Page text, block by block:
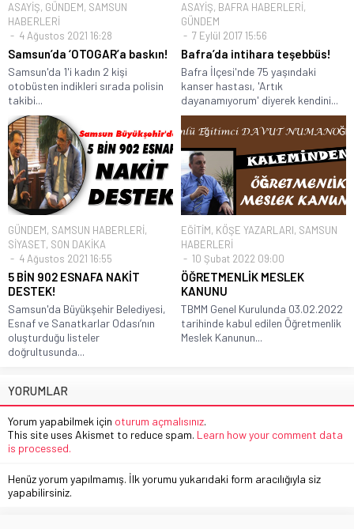
ASAYİŞ, GÜNDEM, SAMSUN
HABERLERİ
4 Ağustos 2021 16:28
Samsun’da ‘OTOGAR’a baskın!
Samsun'da 1'i kadın 2 kişi
otobüsten indikleri sırada polisin
takibi...
ASAYİŞ, BAFRA HABERLERİ,
GÜNDEM
7 Eylül 2017 15:56
Bafra’da intihara teşebbüs!
Bafra İlçesi'nde 75 yaşındaki
kanser hastası, 'Artık
dayanamıyorum' diyerek kendini...
GÜNDEM, SAMSUN HABERLERİ,
SİYASET, SON DAKİKA
4 Ağustos 2021 16:55
5 BİN 902 ESNAFA NAKİT
DESTEK!
Samsun'da Büyükşehir Belediyesi,
Esnaf ve Sanatkarlar Odası’nın
oluşturduğu listeler
doğrultusunda...
EĞİTİM, KÖŞE YAZARLARI, SAMSUN
HABERLERİ
10 Şubat 2022 09:00
ÖĞRETMENLİK MESLEK
KANUNU
TBMM Genel Kurulunda 03.02.2022
tarihinde kabul edilen Öğretmenlik
Meslek Kanunun...
YORUMLAR
Yorum yapabilmek için oturum açmalısınız.
This site uses Akismet to reduce spam. Learn how your comment data
is processed.
Henüz yorum yapılmamış. İlk yorumu yukarıdaki form aracılığıyla siz
yapabilirsiniz.